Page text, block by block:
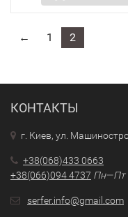
← 1 2
КОНТАКТЫ
г. Киев, ул.
+38(068)433 0663
+38(066)094 4737 Пн—Пт
serfer.info@gmail.com